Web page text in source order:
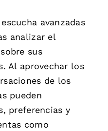
avanzadas
analizar el
sus
Al aprovechar los
de los
pueden
preferencias y
como